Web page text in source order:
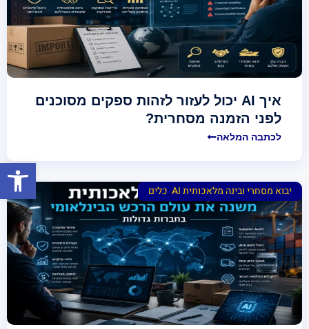
פתח
איך AI יכול לעזור לזהות ספקים מסוכנים
לפני הזמנה מסחרית?
לכתבה המלאה
יבוא מסחרי ובינה מלאכותית AI ,כלים